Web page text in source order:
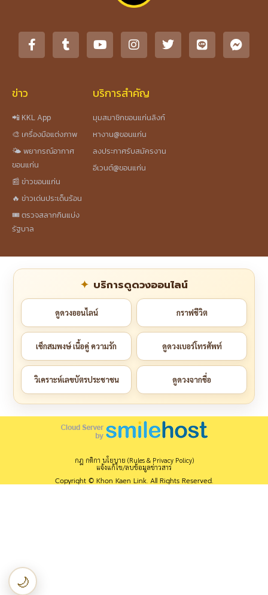
ข่าว
📲 KKL App
🎨 เครื่องมือแต่งภาพ
🌤️ พยากรณ์อากาศ
ขอนแก่น
📰 ข่าวขอนแก่น
🔥 ข่าวเด่นประเด็นร้อน
🎟️ ตรวจสลากกินแบ่ง
รัฐบาล
บริการสำคัญ
มุมสมาชิกขอนแก่นลิงก์
หางาน@ขอนแก่น
ลงประกาศรับสมัครงาน
อีเวนต์@ขอนแก่น
บริการดูดวงออนไลน์
ดูดวงออนไลน์ กราฟชีวิต
เช็กสมพงษ์ เนื้อคู่ ความรัก ดูดวงเบอร์โทรศัพท์
วิเคราะห์เลขบัตรประชาชน ดูดวงจากชื่อ
กฎ กติกา นโยบาย (Rules & Privacy Policy)
แจ้งแก้ไข/ลบข้อมูลข่าวสาร
Copyright © Khon Kaen Link. All Rights Reserved.
🌙เปลี่ยนเป็นโหมดกลางคืน